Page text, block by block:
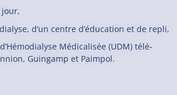
jour,
d’un centre d’éducation et de repli,
Médicalisée (UDM) télé-
Guingamp et Paimpol.